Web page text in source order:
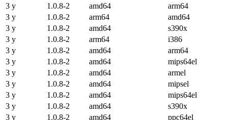
3 y
1.0.8-2 amd64
arm64
3 y
1.0.8-2 arm64
amd64
3 y
1.0.8-2 amd64
s390x
3 y
1.0.8-2 arm64
i386
3 y
1.0.8-2 amd64
arm64
3 y
1.0.8-2 amd64
mips64el
3 y
1.0.8-2 amd64
armel
3 y
1.0.8-2 amd64
mipsel
3 y
1.0.8-2 amd64
mips64el
3 y
1.0.8-2 amd64
s390x
3 y
1.0.8-2 amd64
ppc64el